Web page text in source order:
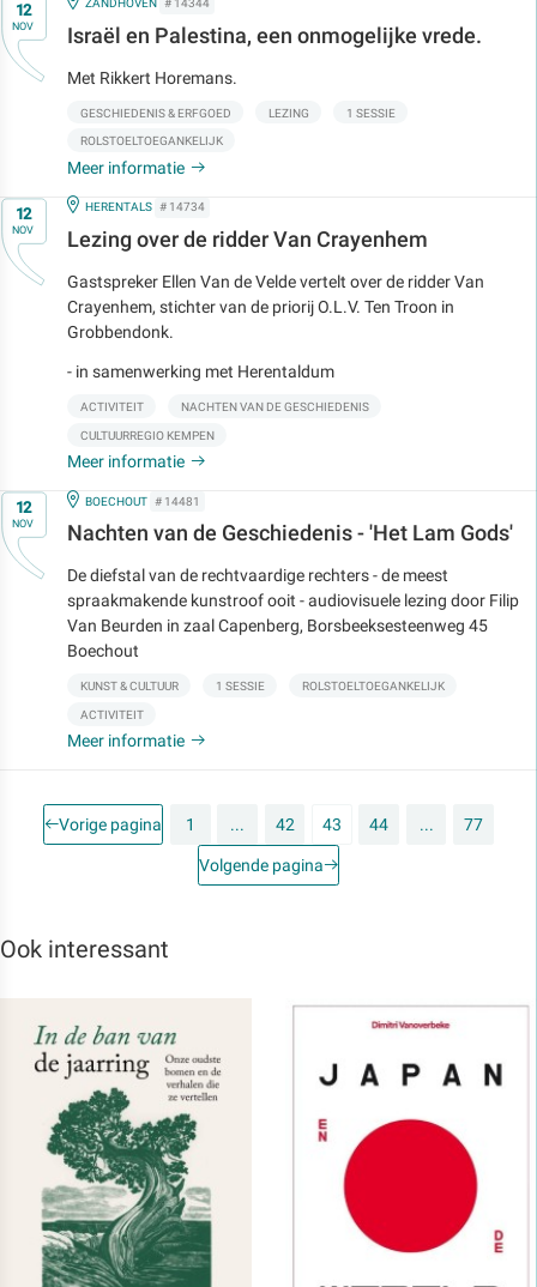
Op12
NOV
ZANDHOVEN # 14344
Israël en Palestina, een onmogelijke vrede.
Met Rikkert Horemans.
GESCHIEDENIS & ERFGOED LEZING 1 SESSIE
ROLSTOELTOEGANKELIJK
Meer informatie
Op12
NOV
IN
HERENTALS # 14734
Lezing over de ridder Van Crayenhem
Gastspreker Ellen Van de Velde vertelt over de ridder Van
Crayenhem, stichter van de priorij O.L.V. Ten Troon in
Grobbendonk.
- in samenwerking met Herentaldum
ACTIVITEIT NACHTEN VAN DE GESCHIEDENIS
CULTUURREGIO KEMPEN
Meer informatie
Op12
NOV
IN
BOECHOUT # 14481
Nachten van de Geschiedenis - 'Het Lam Gods'
De diefstal van de rechtvaardige rechters - de meest
spraakmakende kunstroof ooit - audiovisuele lezing door Filip
Van Beurden in zaal Capenberg, Borsbeeksesteenweg 45
Boechout
KUNST & CULTUUR 1 SESSIE ROLSTOELTOEGANKELIJK
ACTIVITEIT
Meer informatie
Vorige pagina 1 ... 42 43 44 ... 77
Volgende pagina
Ook interessant